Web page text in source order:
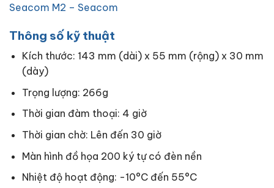
Seacom M2 – Seacom
Thông số kỹ thuật
Kích thước: 143 mm (dài) x 55 mm (rộng) x 30 mm
(dày)
Trọng lượng: 266g
Thời gian đàm thoại: 4 giờ
Thời gian chờ: Lên đến 30 giờ
Màn hình đồ họa 200 ký tự có đèn nền
Nhiệt độ hoạt động: -10°C đến 55°C